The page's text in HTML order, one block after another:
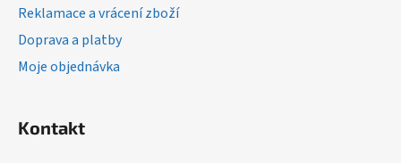
Reklamace a vrácení zboží
Doprava a platby
Moje objednávka
Kontakt